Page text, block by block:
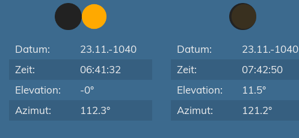
Datum:
23.11.-1040
Zeit:
06:41:32
Elevation:
-0°
Azimut:
112.3°
Datum:
23.11.-1040
Zeit:
07:42:50
Elevation:
11.5°
Azimut:
121.2°